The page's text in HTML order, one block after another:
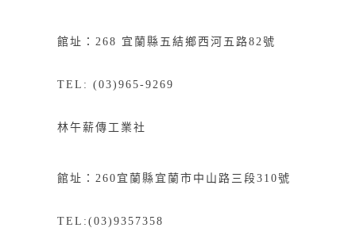
館址：268 宜 蘭縣五結鄉西河五路82號
TEL: (03)965-9269
林午薪傳工業社
館址： 260 宜蘭縣宜蘭市中山路三段310號
TEL:(03)9357358